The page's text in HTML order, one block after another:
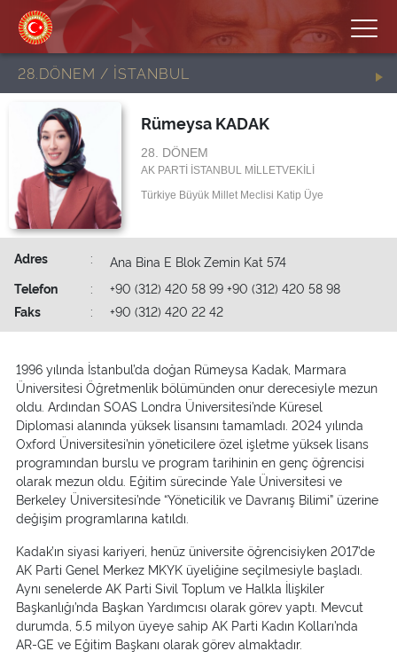
28.DÖNEM / İSTANBUL
Rümeysa KADAK
28. DÖNEM
AK PARTİ İSTANBUL MİLLETVEKİLİ
Türkiye Büyük Millet Meclisi Katip Üye
Adres :
Ana Bina E Blok Zemin Kat 574
Telefon
:
+90 (312) 420 58 99 +90 (312) 420 58 98
Faks
: +90 (312) 420 22 42
1996 yılında İstanbul’da doğan Rümeysa Kadak, Marmara
Üniversitesi Öğretmenlik bölümünden onur derecesiyle mezun
oldu. Ardından SOAS Londra Üniversitesi’nde Küresel
Diplomasi alanında yüksek lisansını tamamladı. 2024 yılında
Oxford Üniversitesi’nin yöneticilere özel işletme yüksek lisans
programından burslu ve program tarihinin en genç öğrencisi
olarak mezun oldu. Eğitim sürecinde Yale Üniversitesi ve
Berkeley Üniversitesi’nde “Yöneticilik ve Davranış Bilimi” üzerine
değişim programlarına katıldı.
Kadak’ın siyasi kariyeri, henüz üniversite öğrencisiyken 2017’de
AK Parti Genel Merkez MKYK üyeliğine seçilmesiyle başladı.
Aynı senelerde AK Parti Sivil Toplum ve Halkla İlişkiler
Başkanlığı’nda Başkan Yardımcısı olarak görev yaptı. Mevcut
durumda, 5.5 milyon üyeye sahip AK Parti Kadın Kolları’nda
AR-GE ve Eğitim Başkanı olarak görev almaktadır.